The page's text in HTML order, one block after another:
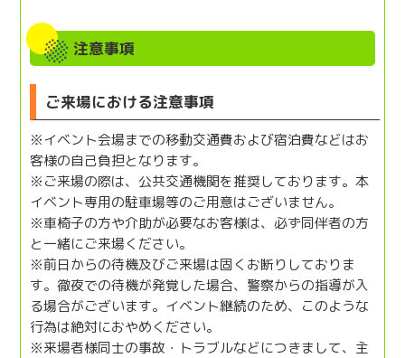
注意事項
ご来場における注意事項
※イベント会場までの移動交通費および宿泊費などはお
客様の自己負担となります。
※ご来場の際は、公共交通機関を推奨しております。本
イベント専用の駐車場等のご用意はございません。
※車椅子の方や介助が必要なお客様は、必ず同伴者の方
と一緒にご来場ください。
※前日からの待機及びご来場は固くお断りしておりま
す。徹夜での待機が発覚した場合、警察からの指導が入
る場合がございます。イベント継続のため、このような
行為は絶対におやめください。
※来場者様同士の事故・トラブルなどにつきまして、主